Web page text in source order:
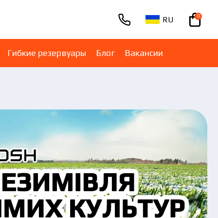
+380670001005
RU 0
Гибкие резервуары Блог Вакансии